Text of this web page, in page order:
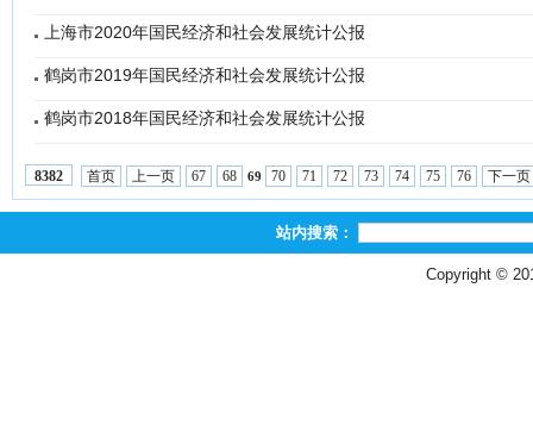
上海市2020年国民经济和社会发展统计公报
鹤岗市2019年国民经济和社会发展统计公报
鹤岗市2018年国民经济和社会发展统计公报
8382 首页 上一页 67 68 69 70 71 72 73 74 75 76 下一页
站内搜索：
Copyright ©